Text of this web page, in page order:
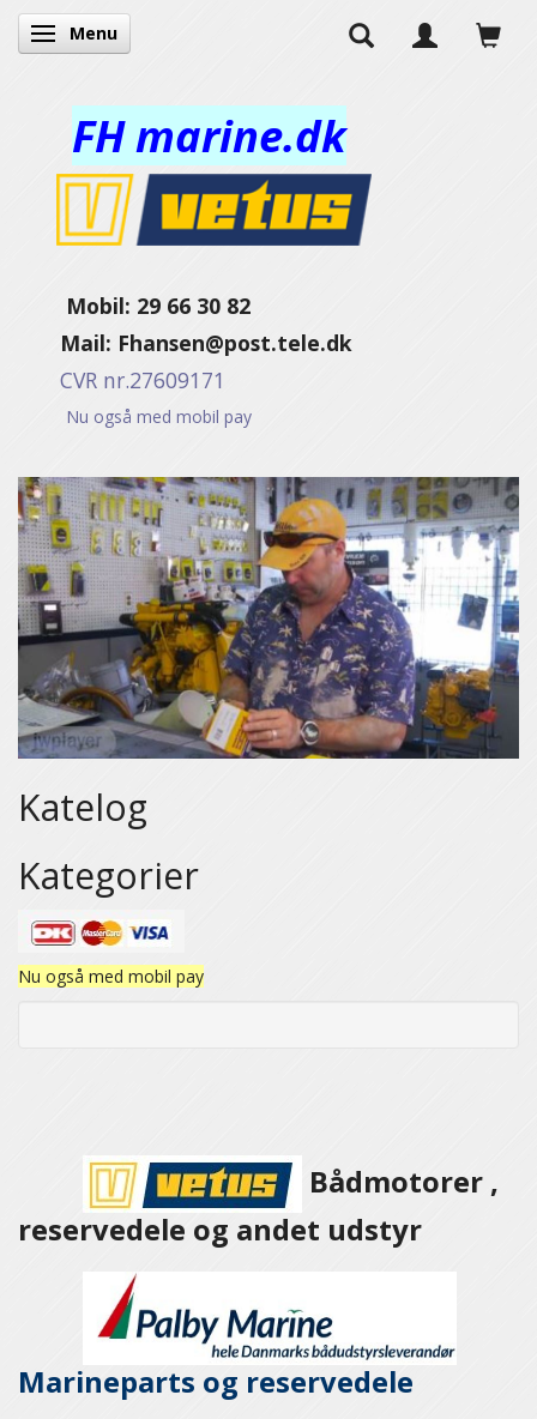
Skifte navigation
Menu
FH marine.dk
Mobil: 29 66 30 82
Mail: Fhansen@post.tele.dk
CVR nr.27609171
Nu også med mobil pay
Katelog
Kategorier
Nu også med mobil pay
Bådmotorer ,
reservedele og andet udstyr
Marineparts og reservedele